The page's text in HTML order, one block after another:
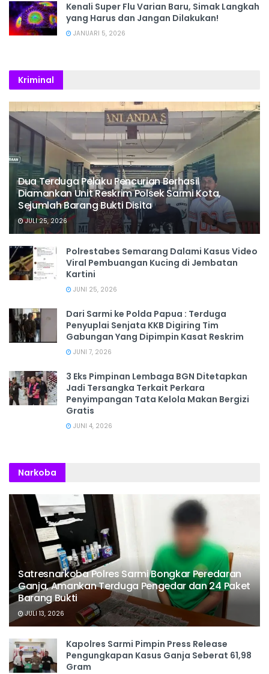
Kenali Super Flu Varian Baru, Simak Langkah
yang Harus dan Jangan Dilakukan!
JANUARI 5, 2026
Kriminal
Dua Terduga Pelaku Pencurian Berhasil
Diamankan Unit Reskrim Polsek Sarmi Kota,
Sejumlah Barang Bukti Disita
JULI 25, 2026
Polrestabes Semarang Dalami Kasus Video
Viral Pembuangan Kucing di Jembatan
Kartini
JUNI 25, 2026
Dari Sarmi ke Polda Papua : Terduga
Penyuplai Senjata KKB Digiring Tim
Gabungan Yang Dipimpin Kasat Reskrim
JUNI 7, 2026
3 Eks Pimpinan Lembaga BGN Ditetapkan
Jadi Tersangka Terkait Perkara
Penyimpangan Tata Kelola Makan Bergizi
Gratis
JUNI 4, 2026
Narkoba
Satresnarkoba Polres Sarmi Bongkar Peredaran
Ganja, Amankan Terduga Pengedar dan 24 Paket
Barang Bukti
JULI 13, 2026
Kapolres Sarmi Pimpin Press Release
Pengungkapan Kasus Ganja Seberat 61,98
Gram